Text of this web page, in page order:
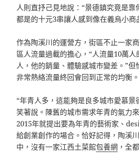
人則直抒己見地說：“景德鎮究竟是靠
都是的十元3串讓人感到像在義烏小商
作為陶溪川的運營方，街區不止一家
區人流量過載的擔心，“人流量10萬人
人，他的銷量、體驗感城市變差。”但
非常熱絡流量終回會回到正常的均衡。
“年青人多，這能夠是良多城市愛慕景
笑著說。陳舊的城市需求年青的氣力
2015年就提出要為年青的藝術家、
給創業創作的場合。恰好記得，陶溪
中，沒有一家江西土菜館包養網 ，全